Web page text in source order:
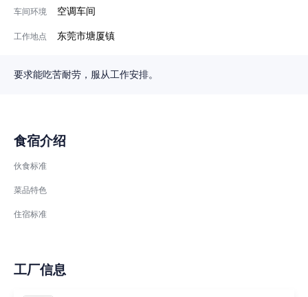
车间环境 空调车间
工作地点 东莞市塘厦镇
要求能吃苦耐劳，服从工作安排。
食宿介绍
伙食标准
菜品特色
住宿标准
工厂信息